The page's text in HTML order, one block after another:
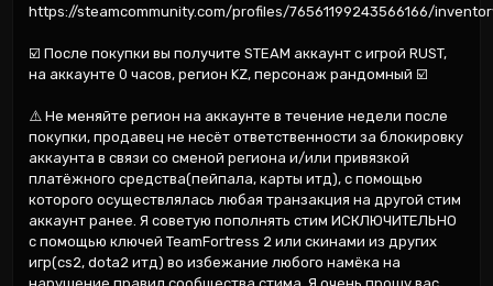
https://steamcommunity.com/profiles/76561199243566166/
☑️ После покупки вы получите STEAM аккаунт с игрой RUST,
на аккаунте 0 часов, регион KZ, персонаж рандомный ☑️
⚠️ Не меняйте регион на аккаунте в течение недели после
покупки, продавец не несёт ответственности за блокировку
аккаунта в связи со сменой региона и/или привязкой
платёжного средства(пейпала, карты итд), с помощью
которого осуществлялась любая транзакция на другой стим
аккаунт ранее. Я советую пополнять стим ИСКЛЮЧИТЕЛЬНО
с помощью ключей TeamFortress 2 или скинами из других
игр(cs2, dota2 итд) во избежание любого намёка на